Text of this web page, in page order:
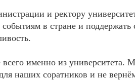
и ректору
в стране и поддержать
всего именно из
наших соратников и не